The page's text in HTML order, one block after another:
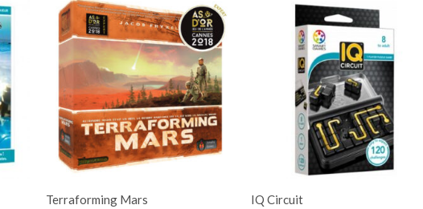
Terraforming Mars IQ Circuit